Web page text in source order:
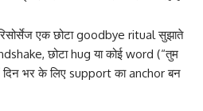
एक छोटा goodbye ritual सुझाते
छोटा hug या कोई word (“तुम
दिन भर के लिए support का anchor बन